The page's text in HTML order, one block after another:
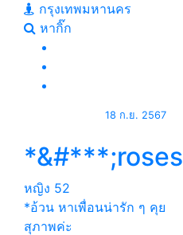
กรุงเทพมหานคร
หากิ๊ก
18 ก.ย. 2567
*&#***;roses
หญิง 52
*อ้วน หาเพื่อนน่ารัก ๆ คุย
สุภาพค่ะ